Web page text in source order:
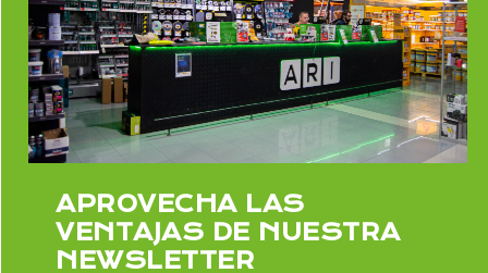
Buscar
Entradas recientes
APROVECHA LAS
VENTAJAS DE NUESTRA